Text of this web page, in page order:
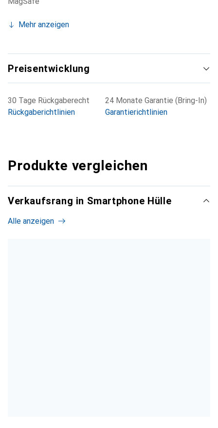
Mehr anzeigen
Preisentwicklung
30 Tage Rückgaberecht
Rückgaberichtlinien
24 Monate Garantie (Bring-In)
Garantierichtlinien
Produkte vergleichen
Verkaufsrang in Smartphone Hülle
Alle anzeigen